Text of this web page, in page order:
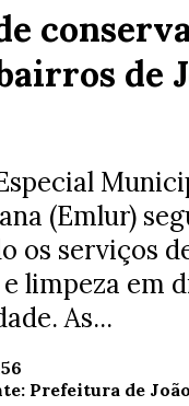
de
(Emlur)
os serviços
limpeza em
As...
Prefeitura de